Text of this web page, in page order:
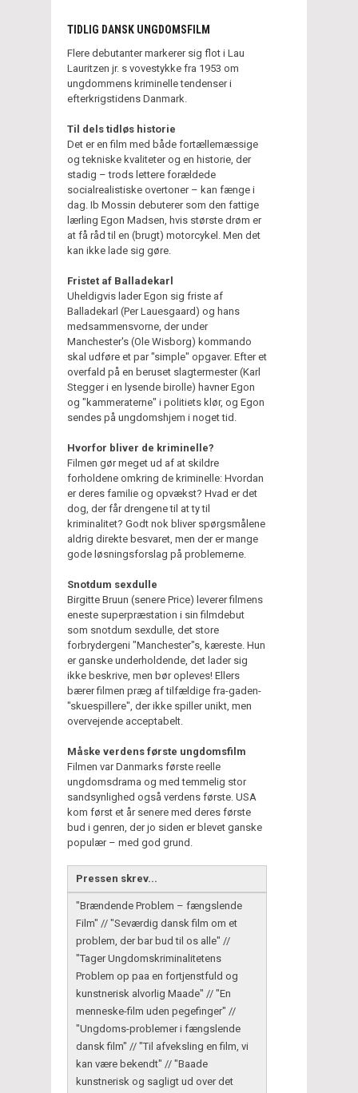
TIDLIG DANSK UNGDOMSFILM
Flere debutanter markerer sig flot i Lau
Lauritzen jr. s vovestykke fra 1953 om
ungdommens kriminelle tendenser i
efterkrigstidens Danmark.
Til dels tidløs historie
Det er en film med både fortællemæssige
og tekniske kvaliteter og en historie, der
stadig – trods lettere forældede
socialrealistiske overtoner – kan fænge i
dag. Ib Mossin debuterer som den fattige
lærling Egon Madsen, hvis største drøm er
at få råd til en (brugt) motorcykel. Men det
kan ikke lade sig gøre.
Fristet af Balladekarl
Uheldigvis lader Egon sig friste af
Balladekarl (Per Lauesgaard) og hans
medsammensvorne, der under
Manchester's (Ole Wisborg) kommando
skal udføre et par "simple" opgaver. Efter et
overfald på en beruset slagtermester (Karl
Stegger i en lysende birolle) havner Egon
og "kammeraterne" i politiets klør, og Egon
sendes på ungdomshjem i noget tid.
Hvorfor bliver de kriminelle?
Filmen gør meget ud af at skildre
forholdene omkring de kriminelle: Hvordan
er deres familie og opvækst? Hvad er det
dog, der får drengene til at ty til
kriminalitet? Godt nok bliver spørgsmålene
aldrig direkte besvaret, men der er mange
gode løsningsforslag på problemerne.
Snotdum sexdulle
Birgitte Bruun (senere Price) leverer filmens
eneste superpræstation i sin filmdebut
som snotdum sexdulle, det store
forbrydergeni "Manchester"s, kæreste. Hun
er ganske underholdende, det lader sig
ikke beskrive, men bør opleves! Ellers
bærer filmen præg af tilfældige fra-gaden-
"skuespillere", der ikke spiller unikt, men
overvejende acceptabelt.
Måske verdens første ungdomsfilm
Filmen var Danmarks første reelle
ungdomsdrama og med temmelig stor
sandsynlighed også verdens første. USA
kom først et år senere med deres første
bud i genren, der jo siden er blevet ganske
populær – med god grund.
Pressen skrev...
"Brændende Problem – fængslende
Film" // "Seværdig dansk film om et
problem, der bar bud til os alle" //
"Tager Ungdomskriminalitetens
Problem op paa en fortjenstfuld og
kunstnerisk alvorlig Maade" // "En
menneske-film uden pegefinger" //
"Ungdoms-problemer i fængslende
dansk film" // "Til afveksling en film, vi
kan være bekendt" // "Baade
kunstnerisk og sagligt ud over det